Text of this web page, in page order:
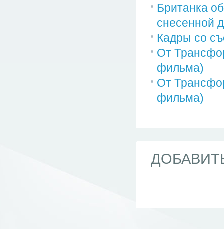
Британка
снесенной
Кадры со
От
фильма)
От
фильма)